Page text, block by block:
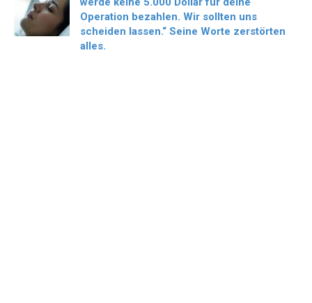
Operation bezahlen. Wir sollten uns
scheiden lassen.“ Seine Worte zerstörten
alles.